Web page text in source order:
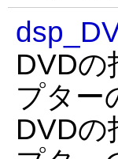
DVD
プター
DVD